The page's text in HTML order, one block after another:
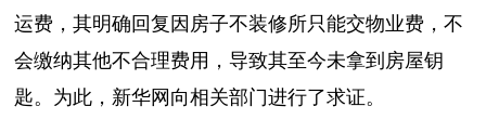
运费，其明确回复因房子不装修所只能交物业费，不
会缴纳其他不合理费用，导致其至今未拿到房屋钥
匙。为此，新华网向相关部门进行了求证。